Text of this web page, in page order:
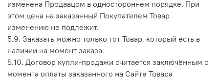
изменена Продавцом в одностороннем порядке. При
этом цена на заказанный Покупателем Товар
изменению не подлежит.
5.9. Заказать можно только тот Товар, который есть в
наличии на момент заказа.
5.10. Договор купли-продажи считается заключённым с
момента оплаты заказанного на Сайте Товара